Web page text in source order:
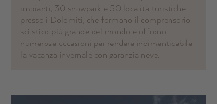
impianti, 30 snowpark e 50 località turistiche
presso i Dolomiti, che formano il comprensorio
sciistico più grande del mondo e offrono
numerose occasioni per rendere indimenticabile
la vacanza invernale con garanzia neve.